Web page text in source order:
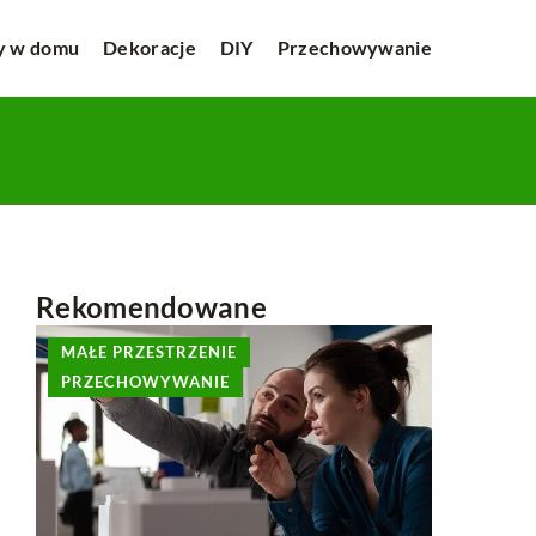
w domu Dekoracje DIY Przechowywanie
Rekomendowane
MAŁE PRZESTRZENIE
PRZECHOWYWANIE